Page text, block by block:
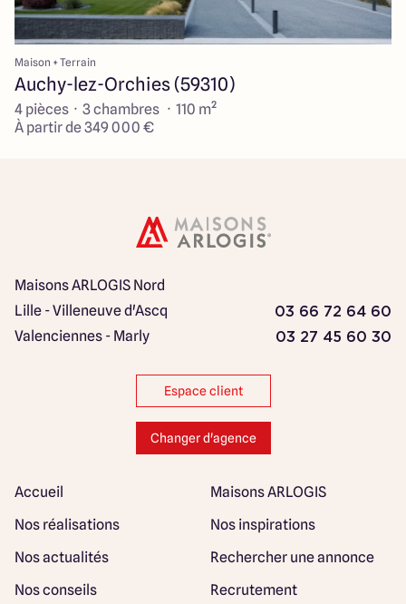
Maison + Terrain
Auchy-lez-Orchies (59310)
4 pièces · 3 chambres · 110 m²
À partir de 349 000 €
Maisons ARLOGIS Nord
Lille - Villeneuve d'Ascq
03 66 72 64 60
Valenciennes - Marly 03 27 45 60 30
Espace client
Changer d'agence
Accueil
Maisons ARLOGIS
Nos réalisations
Nos inspirations
Nos actualités
Rechercher une annonce
Nos conseils
Recrutement